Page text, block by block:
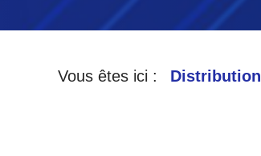
Vous êtes ici : Distribution